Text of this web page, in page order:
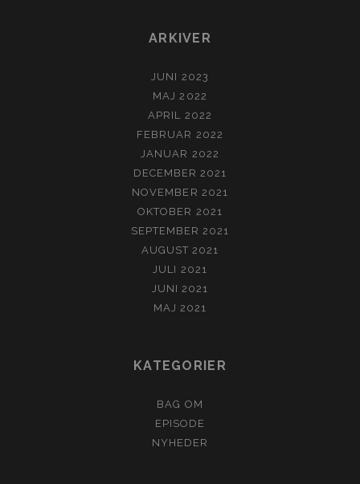
ARKIVER
JUNI 2023
MAJ 2022
APRIL 2022
FEBRUAR 2022
JANUAR 2022
DECEMBER 2021
NOVEMBER 2021
OKTOBER 2021
SEPTEMBER 2021
AUGUST 2021
JULI 2021
JUNI 2021
MAJ 2021
KATEGORIER
BAG OM
EPISODE
NYHEDER